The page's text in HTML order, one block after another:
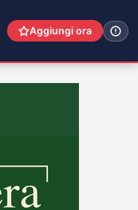
Aggiungi ora